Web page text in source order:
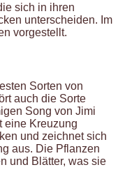
sich in ihren
unterscheiden. Im
vorgestellt.
Sorten von
auch die Sorte
Song von Jimi
eine Kreuzung
und zeichnet sich
aus. Die Pflanzen
und Blätter, was sie